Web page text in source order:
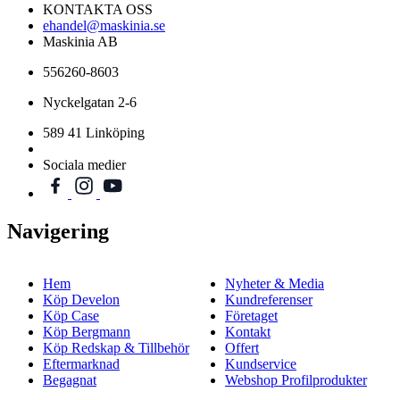
KONTAKTA OSS
ehandel@maskinia.se
Maskinia AB
556260-8603
Nyckelgatan 2-6
589 41 Linköping
Sociala medier
Navigering
Hem
Köp Develon
Köp Case
Köp Bergmann
Köp Redskap & Tillbehör
Eftermarknad
Begagnat
Nyheter & Media
Kundreferenser
Företaget
Kontakt
Offert
Kundservice
Webshop Profilprodukter